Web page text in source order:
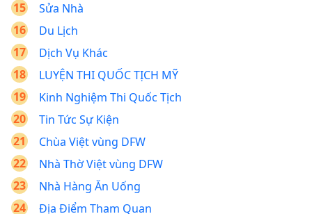
Sửa Nhà
Du Lịch
Dịch Vụ Khác
LUYỆN THI QUỐC TỊCH MỸ
Kinh Nghiệm Thi Quốc Tịch
Tin Tức Sự Kiện
Chùa Việt vùng DFW
Nhà Thờ Việt vùng DFW
Nhà Hàng Ăn Uống
Địa Điểm Tham Quan